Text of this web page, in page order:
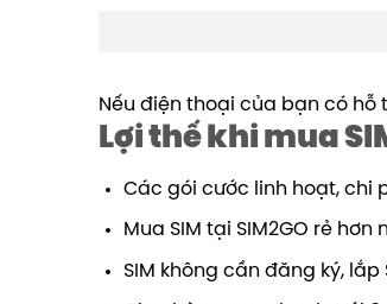
Nếu điện thoại của bạn có hỗ
Lợi thế khi mua
Các gói cước linh hoạt, chi
Mua SIM tại SIM2GO rẻ
SIM không cần đăng ký,